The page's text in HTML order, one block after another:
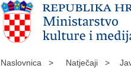
Naslovnica > Natječaji >